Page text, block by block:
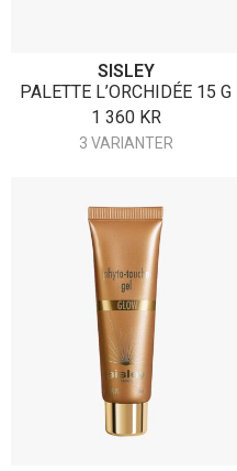
SISLEY
PALETTE L’ORCHIDÉE 15 G
1 360 KR
3 VARIANTER